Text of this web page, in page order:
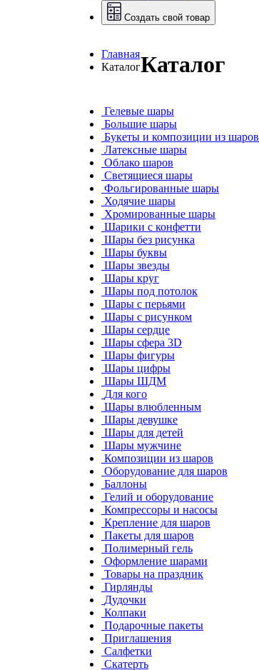
Создать свой товар
Главная
КаталогКаталог
Гелевые шары
Большие шары
Букеты и композиции из шаров
Латексные шары
Облако шаров
Светящиеся шары
Фольгированные шары
Ходячие шары
Хромированные шары
Шарики с конфетти
Шары без рисунка
Шары буквы
Шары звезды
Шары круг
Шары под потолок
Шары с перьями
Шары с рисунком
Шары сердце
Шары сфера 3D
Шары фигуры
Шары цифры
Шары ШДМ
Для кого
Шары влюбленным
Шары девушке
Шары для детей
Шары мужчине
Композиции из шаров
Оборудование для шаров
Баллоны
Гелий и оборудование
Компрессоры и насосы
Крепление для шаров
Пакеты для шаров
Полимерный гель
Оформление шарами
Товары на праздник
Гирлянды
Дудочки
Колпаки
Подарочные пакеты
Приглашения
Салфетки
Скатерть